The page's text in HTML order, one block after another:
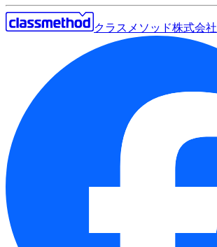
クラスメソッド株式会社